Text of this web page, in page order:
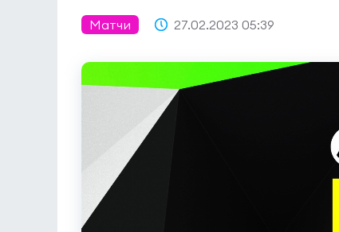
Матчи 27.02.2023 05:39